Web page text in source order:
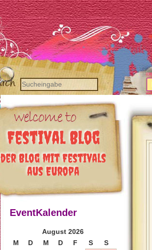
Festival Blog
der Blog mit Festivals
aus Europa
EventKalender
August 2026
M
D M D F S S